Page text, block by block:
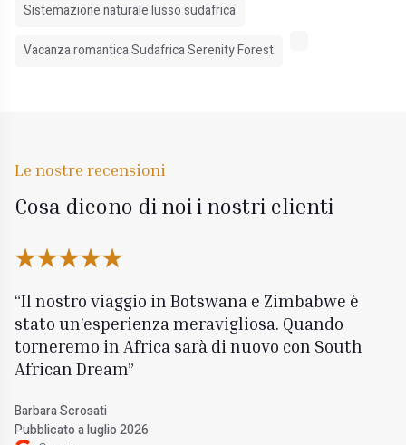
Sistemazione naturale lusso sudafrica
Vacanza romantica Sudafrica Serenity Forest
Le nostre recensioni
Cosa dicono di noi i nostri clienti
Il nostro viaggio in Botswana e Zimbabwe è
stato un'esperienza meravigliosa. Quando
torneremo in Africa sarà di nuovo con South
African Dream
Barbara Scrosati
Pubblicato a luglio 2026